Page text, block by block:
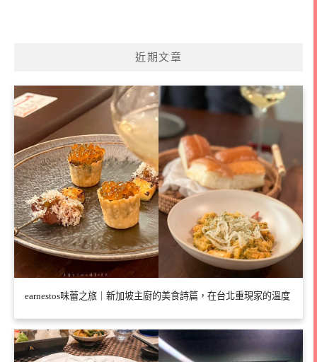
近期文章
earnestos味蕾之旅｜新加坡主廚的美食詩篇，在台北重現家的溫度